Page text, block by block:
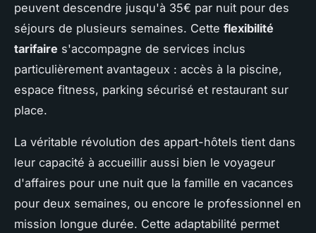
peuvent descendre jusqu'à 35€ par nuit pour des
séjours de plusieurs semaines. Cette flexibilité
tarifaire s'accompagne de services inclus
particulièrement avantageux : accès à la piscine,
espace fitness, parking sécurisé et restaurant sur
place.
La véritable révolution des appart-hôtels tient dans
leur capacité à accueillir aussi bien le voyageur
d'affaires pour une nuit que la famille en vacances
pour deux semaines, ou encore le professionnel en
mission longue durée. Cette adaptabilité permet